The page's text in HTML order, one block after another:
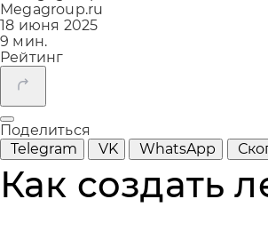
Megagroup.ru
18 июня 2025
9 мин.
Рейтинг
Поделиться
Telegram
VK WhatsApp
Как создать